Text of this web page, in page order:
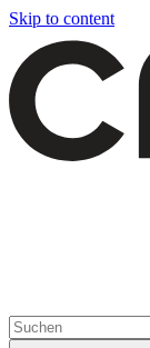
Skip to content